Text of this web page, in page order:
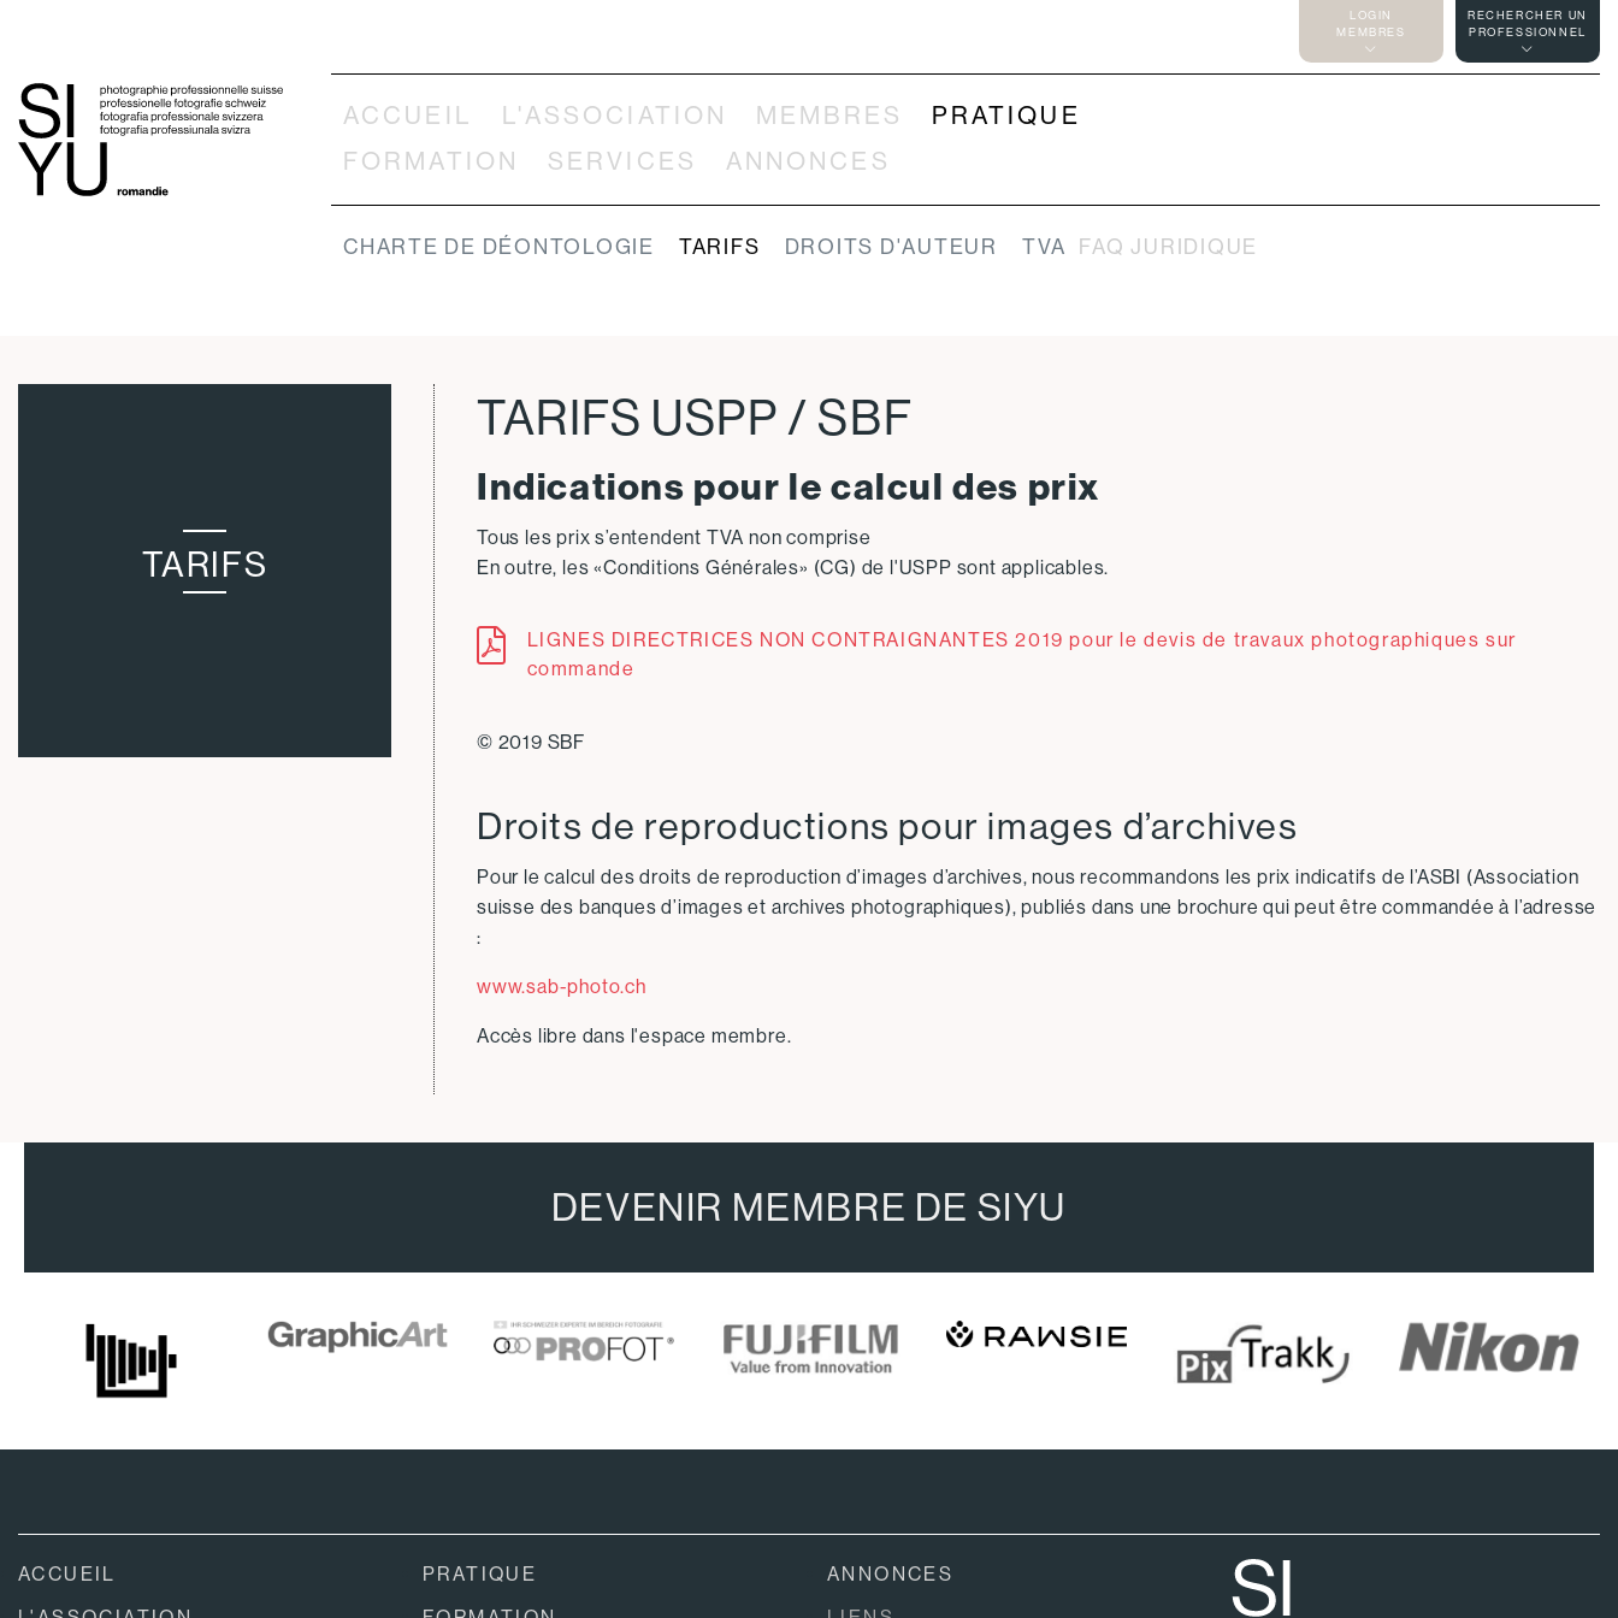
RECHERCHER UN
PROFESSIONNEL
LOGIN
MEMBRES
ACCUEIL L'ASSOCIATION MEMBRES
PRATIQUE
FORMATION
SERVICES ANNONCES
CHARTE DE DÉONTOLOGIE TARIFS DROITS D'AUTEUR TVA FAQ JURIDIQUE
TARIFS
TARIFS USPP / SBF
Indications pour le calcul des prix
Tous les prix s’entendent TVA non comprise
En outre, les «Conditions Générales» (CG) de l'USPP sont applicables.
LIGNES DIRECTRICES NON CONTRAIGNANTES 2019 pour le devis de travaux photographiques sur
commande
© 2019 SBF
Droits de reproductions pour images d’archives
Pour le calcul des droits de reproduction d’images d’archives, nous recommandons les prix indicatifs de l’ASBI (Association
suisse des banques d’images et archives photographiques), publiés dans une brochure qui peut être commandée à l’adresse
:
www.sab-photo.ch
Accès libre dans l'espace membre.
DEVENIR MEMBRE DE SIYU
ACCUEIL
PRATIQUE
ANNONCES